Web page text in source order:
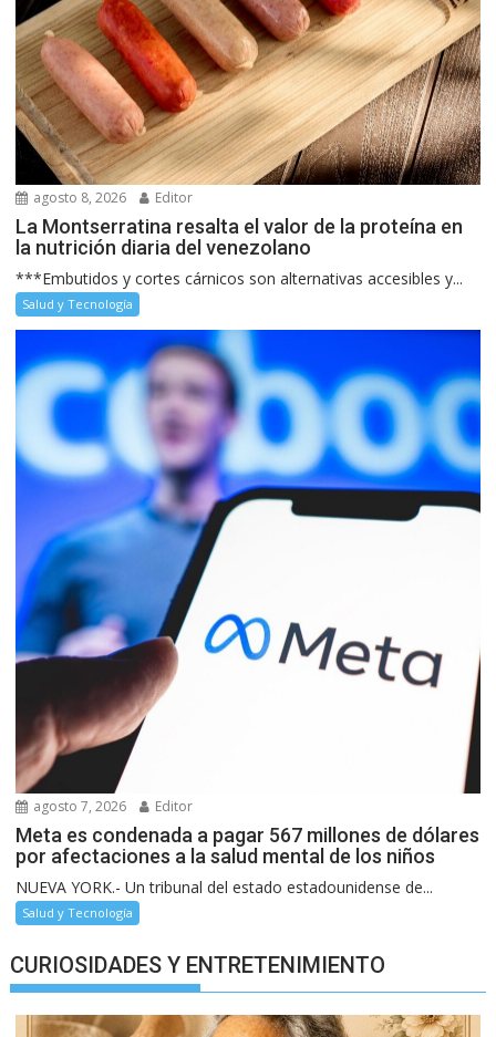
agosto 8, 2026 Editor
La Montserratina resalta el valor de la proteína en
la nutrición diaria del venezolano
***Embutidos y cortes cárnicos son alternativas accesibles y...
Salud y Tecnología
agosto 7, 2026 Editor
Meta es condenada a pagar 567 millones de dólares
por afectaciones a la salud mental de los niños
NUEVA YORK.- Un tribunal del estado estadounidense de...
Salud y Tecnología
CURIOSIDADES Y ENTRETENIMIENTO